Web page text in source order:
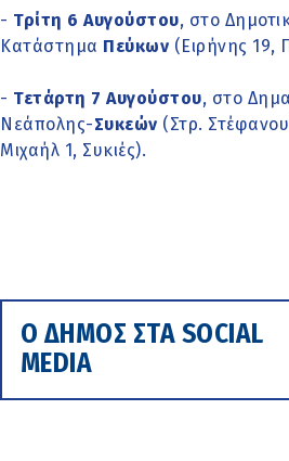
- Τρίτη 6 Αυγούστου, στο
Κατάστημα Πεύκων (Ειρήνης 19,
- Τετάρτη 7 Αυγούστου, στο
Νεάπολης-Συκεών (Στρ.
Μιχαήλ 1, Συκιές).
Ο ΔΗΜΟΣ ΣΤΑ SOCIAL
MEDIA